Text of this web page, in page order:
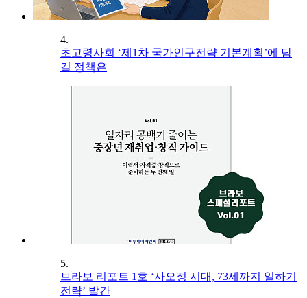
4.
초고령사회 ‘제1차 국가인구전략 기본계획’에 담
길 정책은
5.
브라보 리포트 1호 ‘사오정 시대, 73세까지 일하기
전략’ 발간